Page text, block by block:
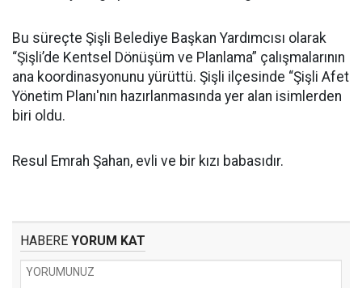
Bu süreçte Şişli Belediye Başkan Yardımcısı olarak
“Şişli’de Kentsel Dönüşüm ve Planlama” çalışmalarının
ana koordinasyonunu yürüttü. Şişli ilçesinde “Şişli Afet
Yönetim Planı'nın hazırlanmasında yer alan isimlerden
biri oldu.
Resul Emrah Şahan, evli ve bir kızı babasıdır.
HABERE YORUM KAT